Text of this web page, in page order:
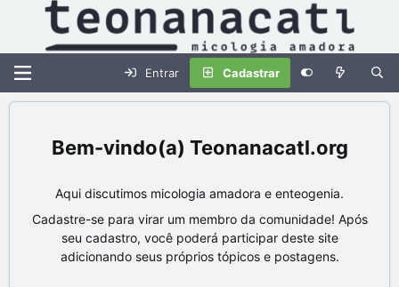
Entrar Cadastrar
Teonanacatl.org
Aqui discutimos micologia amadora e enteogenia.
Cadastre-se para virar um membro da comunidade! Após
seu cadastro, você poderá participar deste site
adicionando seus próprios tópicos e postagens.